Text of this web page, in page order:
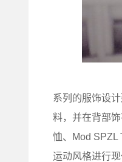
系列的服饰设
料，并在背部
恤、Mod SPZL
运动风格进行